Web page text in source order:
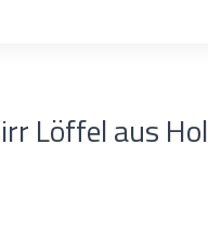
Löffel aus